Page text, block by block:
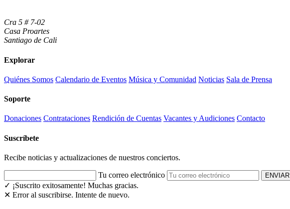
Cra 5 # 7-02
Casa Proartes
Santiago de Cali
Explorar
Quiénes Somos Calendario de Eventos Música y Comunidad Noticias Sala de Prensa
Soporte
Donaciones Contrataciones Rendición de Cuentas Vacantes y Audiciones Contacto
Suscríbete
Recibe noticias y actualizaciones de nuestros conciertos.
Tu correo electrónico ENVIAR
✓ ¡Suscrito exitosamente! Muchas gracias.
✕ Error al suscribirse. Intente de nuevo.